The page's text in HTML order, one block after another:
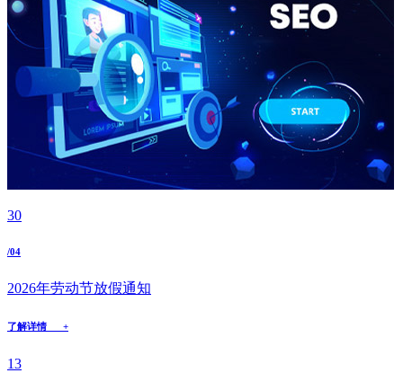
30
/04
2026年劳动节放假通知
了解详情 +
13